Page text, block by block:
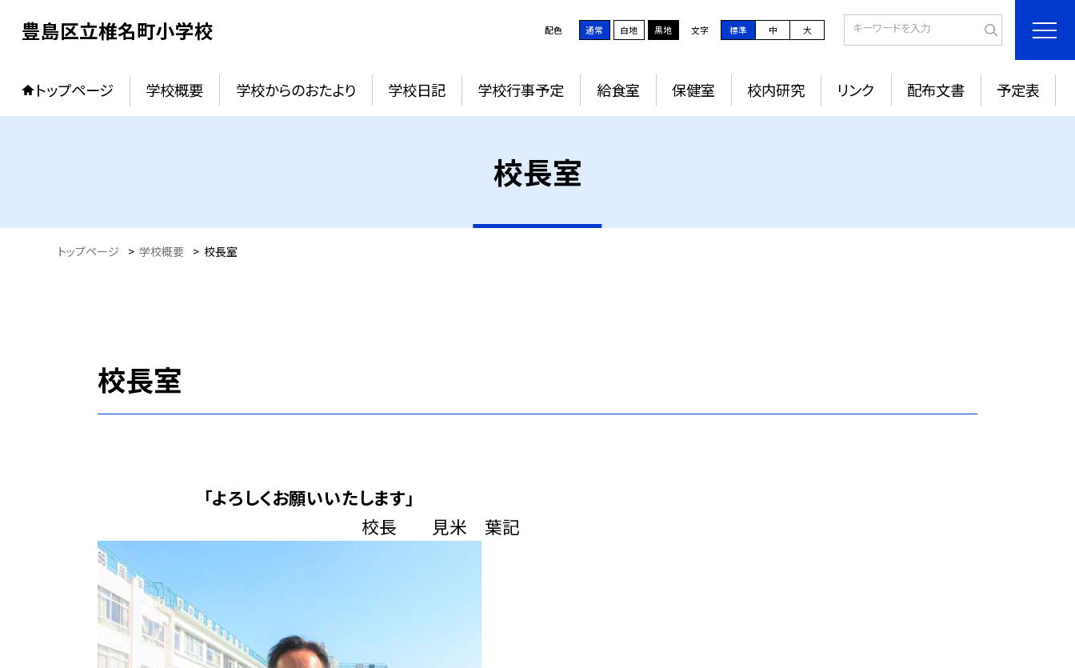
豊島区立椎名町小学校 配色 通常 白地 黒地 文字 標準 中 大
トップページ 学校概要 学校からのおたより 学校日記 学校行事予定 給食室 保健室 校内研究 リンク 配布文書 予定表
校長室
トップページ > 学校概要 > 校長室
校長室
「よろしくお願いいたします」
校長 見米 葉記